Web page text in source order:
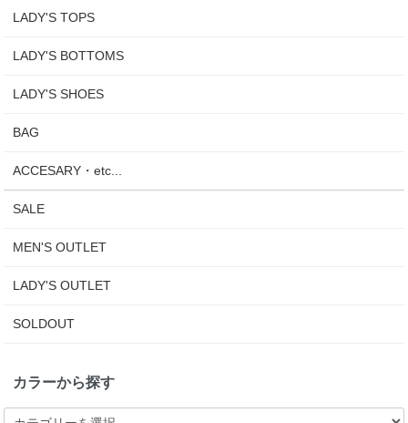
LADY'S TOPS
LADY'S BOTTOMS
LADY'S SHOES
BAG
ACCESARY・etc...
SALE
MEN'S OUTLET
LADY'S OUTLET
SOLDOUT
カラーから探す